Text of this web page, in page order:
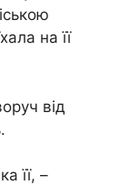
на її
від
її, –